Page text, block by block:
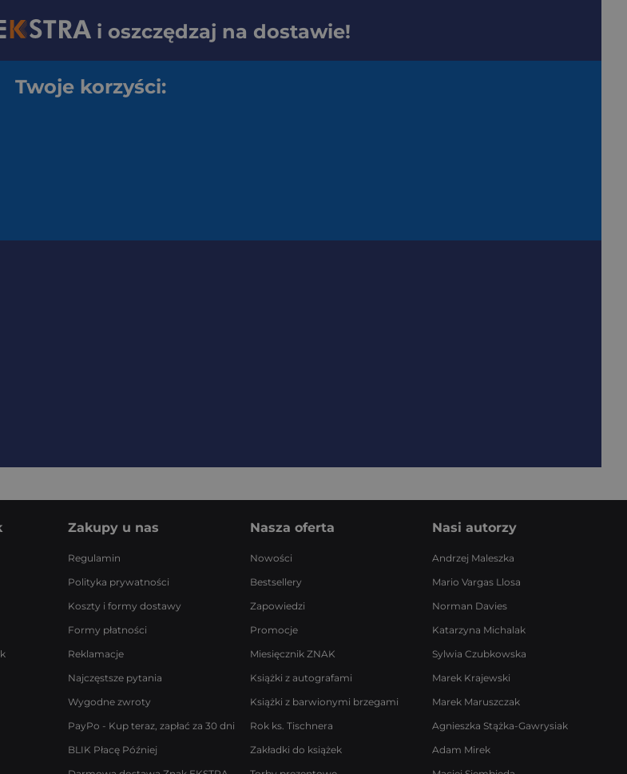
i oszczędzaj na dostawie!
Twoje korzyści:
Zakupy u nas
Regulamin
Polityka prywatności
Koszty i formy dostawy
Formy płatności
Reklamacje
Najczęstsze pytania
Wygodne zwroty
PayPo - Kup teraz, zapłać za 30 dni
BLIK Płacę Później
Nasza oferta
Nowości
Bestsellery
Zapowiedzi
Promocje
Miesięcznik ZNAK
Książki z autografami
Książki z barwionymi brzegami
Rok ks. Tischnera
Zakładki do książek
Nasi autorzy
Andrzej Maleszka
Mario Vargas Llosa
Norman Davies
Katarzyna Michalak
Sylwia Czubkowska
Marek Krajewski
Marek Maruszczak
Agnieszka Stążka-Gawrysiak
Adam Mirek